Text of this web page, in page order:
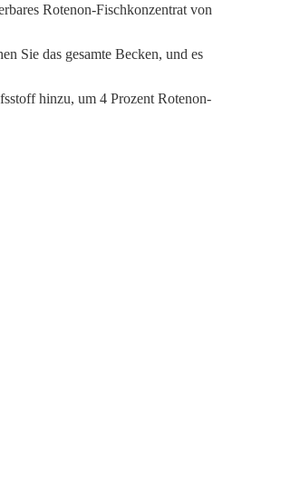
Rotenon-Fischkonzentrat von
Sie das gesamte Becken, und es
hinzu, um 4 Prozent Rotenon-